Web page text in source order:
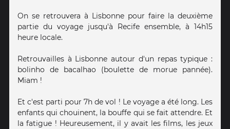
On se retrouvera à Lisbonne pour faire la deuxième
partie du voyage jusqu'à Recife ensemble, à 14h15
heure locale.
Retrouvailles à Lisbonne autour d'un repas typique :
bolinho de bacalhao (boulette de morue pannée).
Miam !
Et c'est parti pour 7h de vol ! Le voyage a été long. Les
enfants qui chouinent, la bouffe qui se fait attendre. Et
la fatigue ! Heureusement, il y avait les films, les jeux